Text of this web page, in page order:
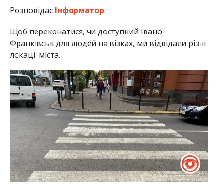
Розповідає Інформатор.
Щоб переконатися, чи доступний Івано-
Франківськ для людей на візках, ми відвідали різні
локації міста.